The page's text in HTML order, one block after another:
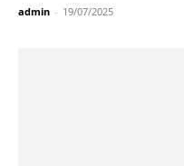
admin - 19/07/2025